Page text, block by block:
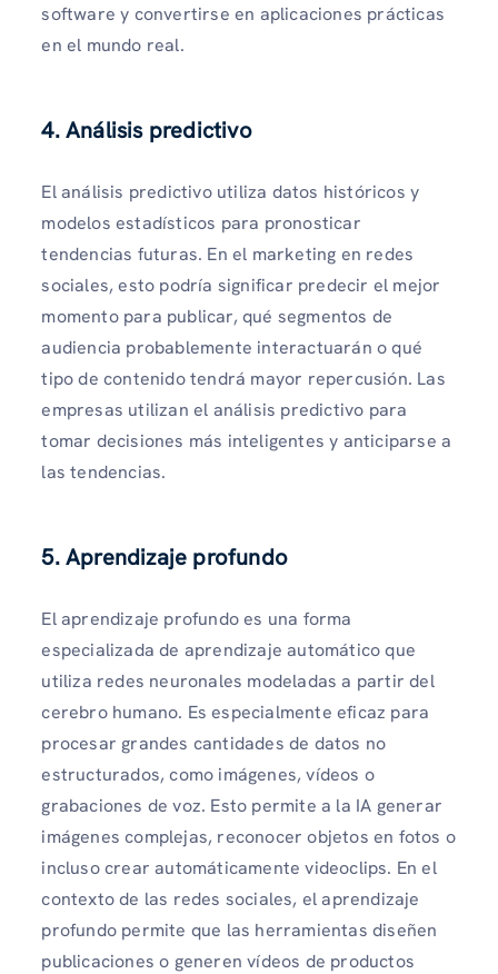
software y convertirse en aplicaciones prácticas
en el mundo real.
4. Análisis predictivo
El análisis predictivo utiliza datos históricos y
modelos estadísticos para pronosticar
tendencias futuras. En el marketing en redes
sociales, esto podría significar predecir el mejor
momento para publicar, qué segmentos de
audiencia probablemente interactuarán o qué
tipo de contenido tendrá mayor repercusión. Las
empresas utilizan el análisis predictivo para
tomar decisiones más inteligentes y anticiparse a
las tendencias.
5. Aprendizaje profundo
El aprendizaje profundo es una forma
especializada de aprendizaje automático que
utiliza redes neuronales modeladas a partir del
cerebro humano. Es especialmente eficaz para
procesar grandes cantidades de datos no
estructurados, como imágenes, vídeos o
grabaciones de voz. Esto permite a la IA generar
imágenes complejas, reconocer objetos en fotos o
incluso crear automáticamente videoclips. En el
contexto de las redes sociales, el aprendizaje
profundo permite que las herramientas diseñen
publicaciones o generen vídeos de productos